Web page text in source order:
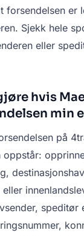
forsendelsen er
Sjekk hele
eller
hvis
min
på
oppstår:
speditør